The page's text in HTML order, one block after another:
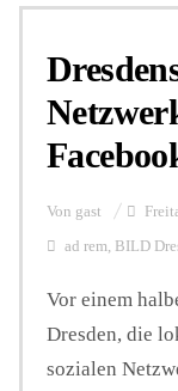
Von gast
ad rem, BILD
Vor einem
Dresden, die
sozialen